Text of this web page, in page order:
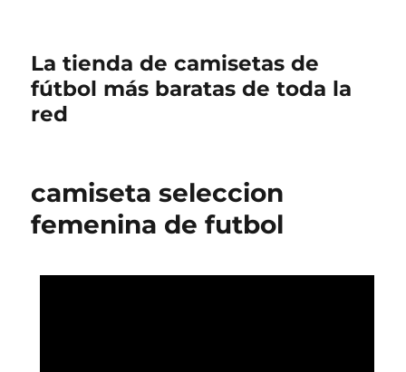
La tienda de camisetas de
fútbol más baratas de toda la
red
camiseta seleccion
femenina de futbol